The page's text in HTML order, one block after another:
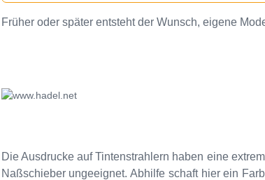
Früher oder später entsteht der Wunsch, eigene
Die Ausdrucke auf Tintenstrahlern haben eine
Naßschieber ungeeignet. Abhilfe schaft hier ein